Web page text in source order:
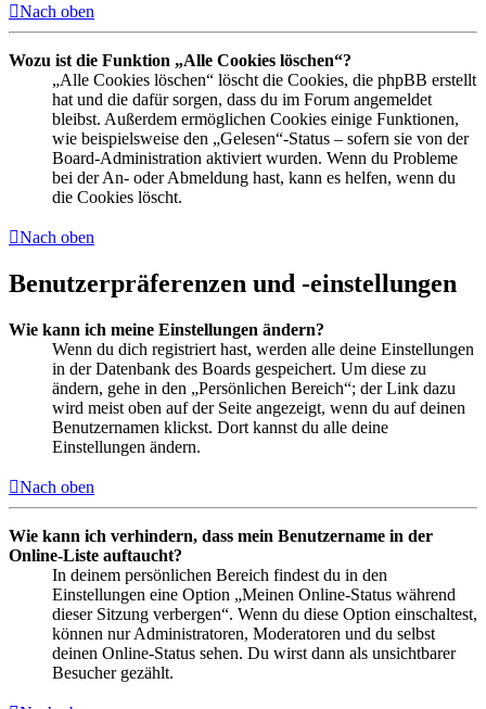
Nach oben
Wozu ist die Funktion „Alle Cookies löschen“?
„Alle Cookies löschen“ löscht die Cookies, die phpBB erstellt
hat und die dafür sorgen, dass du im Forum angemeldet
bleibst. Außerdem ermöglichen Cookies einige Funktionen,
wie beispielsweise den „Gelesen“-Status – sofern sie von der
Board-Administration aktiviert wurden. Wenn du Probleme
bei der An- oder Abmeldung hast, kann es helfen, wenn du
die Cookies löscht.
Nach oben
Benutzerpräferenzen und -einstellungen
Wie kann ich meine Einstellungen ändern?
Wenn du dich registriert hast, werden alle deine Einstellungen
in der Datenbank des Boards gespeichert. Um diese zu
ändern, gehe in den „Persönlichen Bereich“; der Link dazu
wird meist oben auf der Seite angezeigt, wenn du auf deinen
Benutzernamen klickst. Dort kannst du alle deine
Einstellungen ändern.
Nach oben
Wie kann ich verhindern, dass mein Benutzername in der
Online-Liste auftaucht?
In deinem persönlichen Bereich findest du in den
Einstellungen eine Option „Meinen Online-Status während
dieser Sitzung verbergen“. Wenn du diese Option einschaltest,
können nur Administratoren, Moderatoren und du selbst
deinen Online-Status sehen. Du wirst dann als unsichtbarer
Besucher gezählt.